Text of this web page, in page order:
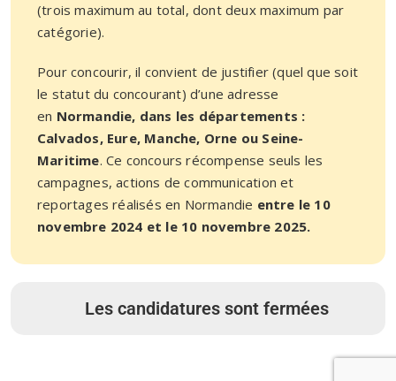
(trois maximum au total, dont deux maximum par
catégorie).
Pour concourir, il convient de justifier (quel que soit
le statut du concourant) d’une adresse
en Normandie, dans les départements :
Calvados, Eure, Manche, Orne ou Seine-
Maritime.Ce concours récompense seuls les
campagnes, actions de communication et
reportages réalisés en Normandie entre le 10
novembre 2024 et le 10 novembre 2025.
Les candidatures sont fermées